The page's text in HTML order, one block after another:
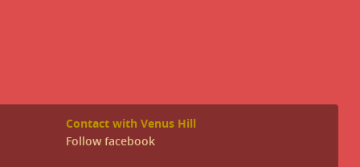
Contact with Venus Hill
Follow facebook